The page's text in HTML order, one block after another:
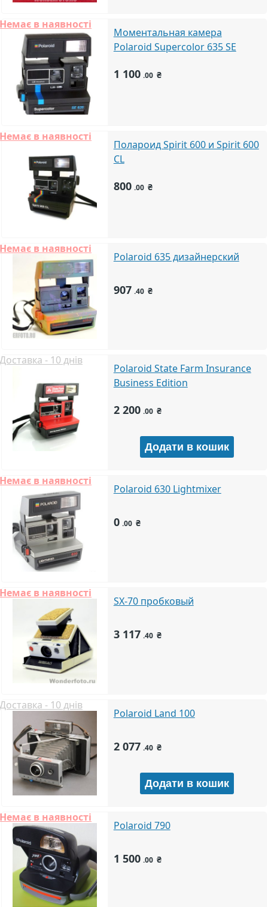
Немає в наявності
Моментальная камера
Polaroid Supercolor 635 SE
1 100 .00 ₴
Немає в наявності
Полароид Spirit 600 и Spirit 600
CL
800 .00 ₴
Немає в наявності
Polaroid 635 дизайнерский
907 .40 ₴
Доставка - 10 днів
Polaroid State Farm Insurance
Business Edition
2 200 .00 ₴
Немає в наявності
Polaroid 630 Lightmixer
0 .00 ₴
Немає в наявності
SX-70 пробковый
3 117 .40 ₴
Доставка - 10 днів
Polaroid Land 100
2 077 .40 ₴
Немає в наявності
Polaroid 790
1 500 .00 ₴